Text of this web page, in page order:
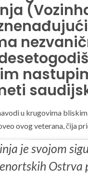
u krugovima
ovog veterana, čija
je svojom
Ostrva